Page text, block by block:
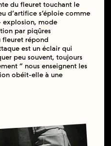
du fleuret touchant le
d’artifice s’éploie comme
explosion, mode
par piqûres
fleuret répond
est un éclair qui
peu souvent, toujours
” nous enseignent les
obéit-elle à une